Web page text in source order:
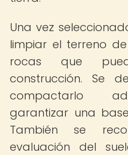
Una vez
limpiar el terreno
rocas que
construcción. Se
compactarlo
garantizar una
También se
evaluación del